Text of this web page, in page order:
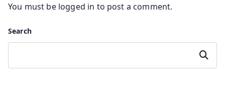
You must be logged in to post a comment.
Search
Search